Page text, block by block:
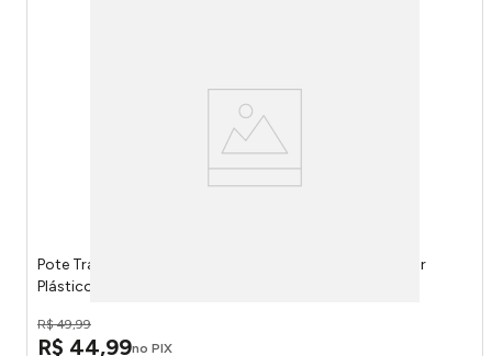
Pote Trava Mais Com Dispenser Para Direcionar E Dosar
Plástico Bege Madeira 3 Litros 18068 - Plasútil
R$ 49,99
R$ 44,99no PIX